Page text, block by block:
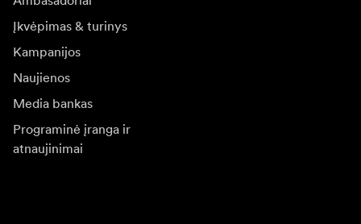
Įkvėpimas & turinys
Kampanijos
Naujienos
Media bankas
Programinė įranga ir
atnaujinimai